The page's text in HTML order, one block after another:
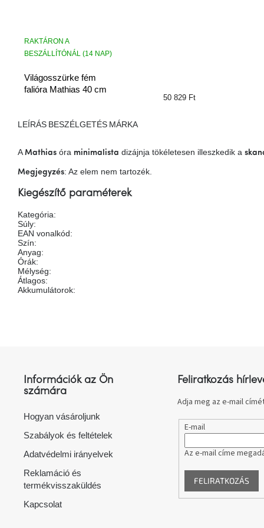
Világosszürke fém
falióra Mathias 40 cm
RAKTÁRON A
BESZÁLLÍTÓNÁL (14 NAP)
50 829 Ft
LEÍRÁS BESZÉLGETÉS MÁRKA
A Mathias óra minimalista dizájnja tökéletesen illeszkedik a
Megjegyzés: Az elem nem tartozék.
Kiegészítő paraméterek
Kategória:
Súly:
EAN vonalkód:
Szín:
Anyag:
Órák:
Mélység:
Átlagos:
Akkumulátorok:
Információk az Ön
számára
Hogyan vásároljunk
Szabályok és feltételek
Adatvédelmi irányelvek
Reklamáció és
termékvisszaküldés
Kapcsolat
Feliratkozás
Adja meg az e-mail
E-mail
Az e-mail címe
FELIRATKOZÁS